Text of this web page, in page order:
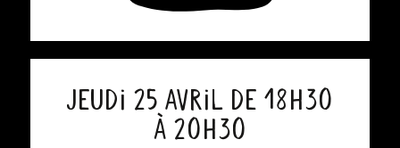
Jeudi 25 avril de 18h30
à 20h30